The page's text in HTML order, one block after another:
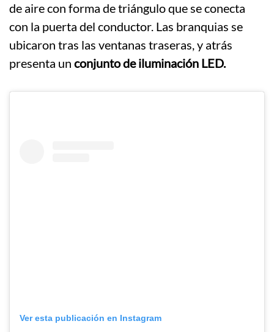
de aire con forma de triángulo que se conecta
con la puerta del conductor. Las branquias se
ubicaron tras las ventanas traseras, y atrás
presenta un conjunto de iluminación LED.
Ver esta publicación en Instagram